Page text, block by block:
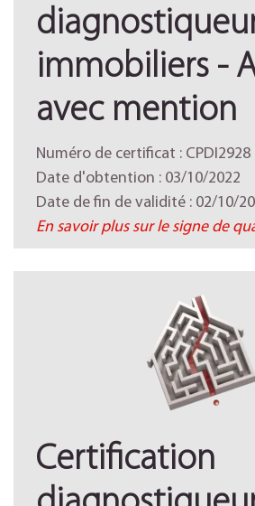
immobiliers -
avec mention
Numéro de certificat : CPDI2928
Date d'obtention : 03/10/2022
Date de fin de validité : 02/10/
En savoir plus sur le signe de
Certification